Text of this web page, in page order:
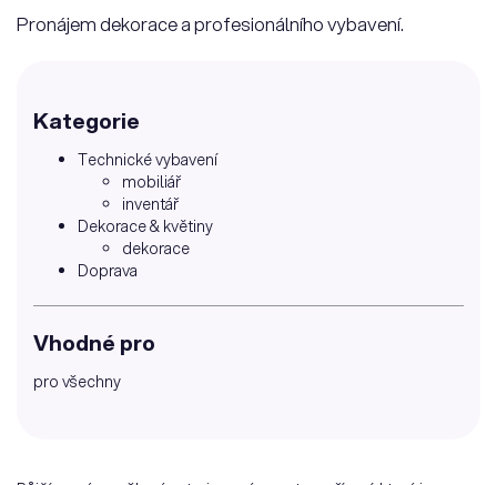
Pronájem dekorace a profesionálního vybavení.
Kategorie
Technické vybavení
mobiliář
inventář
Dekorace & květiny
dekorace
Doprava
Vhodné pro
pro všechny